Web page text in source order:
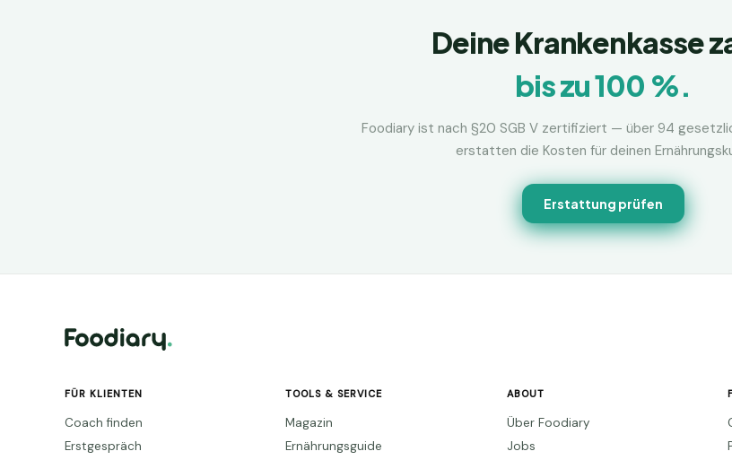
Deine Krankenkasse
bis zu 100 %.
Foodiary ist nach §20 SGB V zertifiziert — über 94
erstatten die Kosten für deinen
Erstattung prüfen
FÜR KLIENTEN
Coach finden
Erstgespräch
TOOLS & SERVICE
Magazin
Ernährungsguide
ABOUT
Über Foodiary
Jobs